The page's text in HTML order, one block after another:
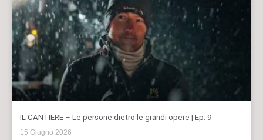
IL CANTIERE – Le persone dietro le grandi opere | Ep. 9
15 Giugno 2026